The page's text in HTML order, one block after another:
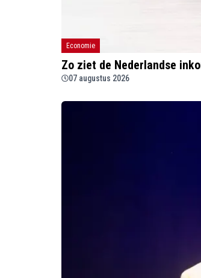
Economie
Zo ziet de Nederlandse
07 augustus 2026